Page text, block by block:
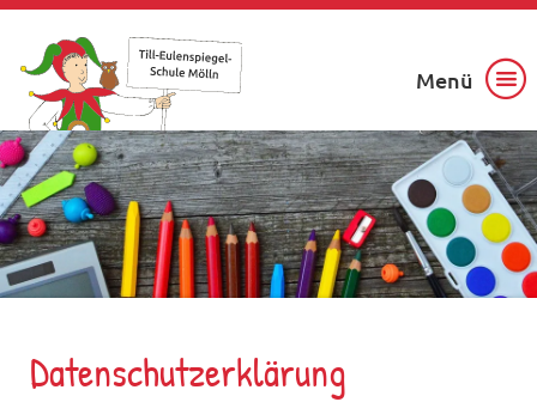
Menü
Datenschutz­erklärung